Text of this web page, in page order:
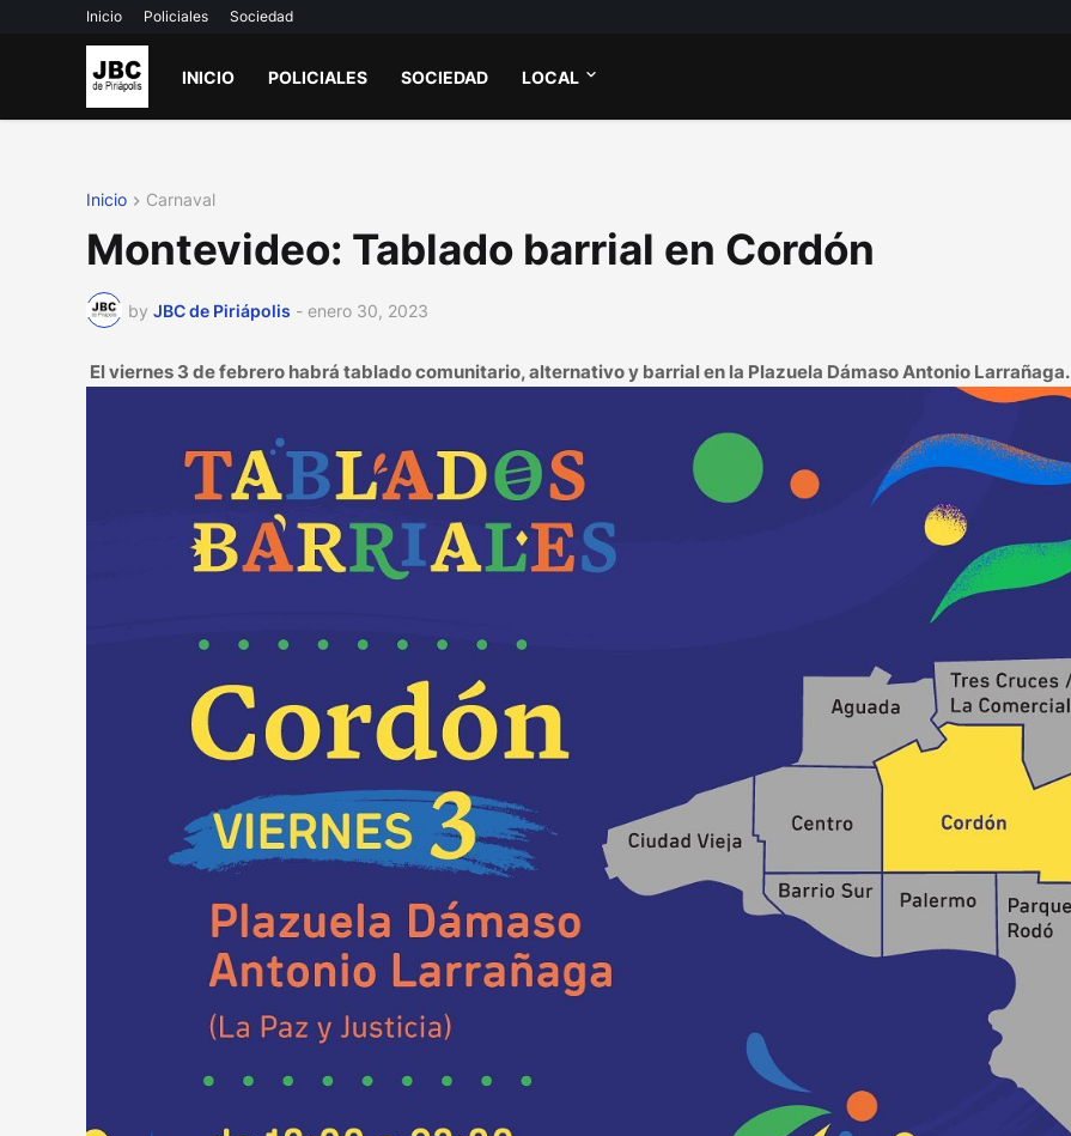
Inicio Policiales Sociedad
INICIO POLICIALES SOCIEDAD LOCAL
Inicio Carnaval
Montevideo: Tablado barrial en Cordón
by JBC de Piriápolis - enero 30, 2023
El viernes 3 de febrero habrá tablado comunitario, alternativo y barrial en la Plazuela Dámaso Antonio Larrañaga.